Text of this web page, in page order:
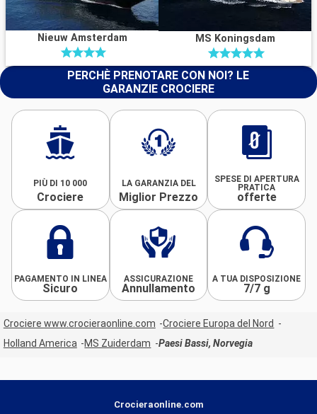
Nieuw Amsterdam MS Koningsdam
PERCHÈ PRENOTARE CON NOI? LE
GARANZIE CROCIERE
PIÙ DI 10 000
Crociere
LA GARANZIA DEL
Miglior Prezzo
SPESE DI APERTURA
PRATICA
offerte
PAGAMENTO IN LINEA
Sicuro
ASSICURAZIONE
Annullamento
A TUA DISPOSIZIONE
7/7 g
Crociere www.crocieraonline.com
Crociere Europa del Nord
Holland America
MS Zuiderdam Paesi Bassi, Norvegia
Crocieraonline.com